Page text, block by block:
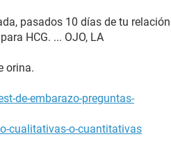
pasados 10 días de tu relación
HCG. ... OJO, LA
orina.
de-embarazo-preguntas-
cualitativas-o-cuantitativas